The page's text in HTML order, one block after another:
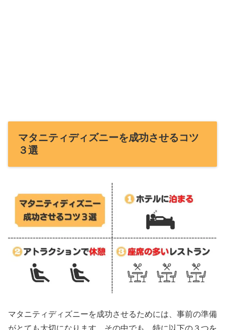
マタニティディズニーを成功させるコツ
３選
マタニティディズニーを成功させるためには、事前の準備
がとても大切になります。その中でも、特に以下の３つを